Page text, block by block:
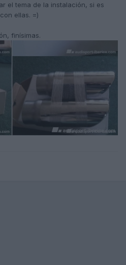
el tema de la instalación, si es
ellas. =)
finísimas.